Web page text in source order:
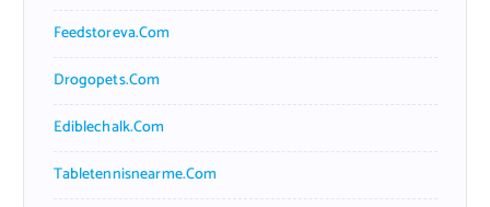
Feedstoreva.com
Drogopets.com
Ediblechalk.com
Tabletennisnearme.com